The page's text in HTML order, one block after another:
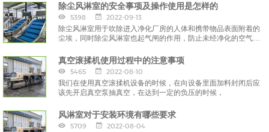
除尘风淋室的安全事项及操作使用是怎样的
5398
2022-09-13
除尘风淋室用于吹除进入净化厂房的人体和携带物品表面附着的
尘埃，同时除尘风淋室也起气闸的作用，防止未经净化的空气进
真空滚揉机使用过程中的注意事项
5465
2022-08-10
我们在使用真空滚揉机设备的时候，在向设备里面加料封闭后应
该先开启真空泵抽真空，在达到一定的负压的时候，
风淋室对于安装环境有哪些要求
5709
2022-08-04